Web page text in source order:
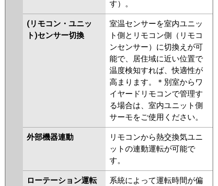
す）。
(リモコン・ユニッ
ト)センサー切換
室温センサーを室内ユニッ
ト側とリモコン側（リモコ
ンセンサー）に切換えが可
能で、居住域に近い位置で
温度検知すれば、快適性が
高まります。＊別室からワ
イヤードリモコンで管理す
る場合は、室内ユニット側
サーモをご使用ください。
外部機器連動
リモコンから熱交換気ユニ
ットの連動運転が可能で
す。
ローテーション運転
系統によって運転時間が偏